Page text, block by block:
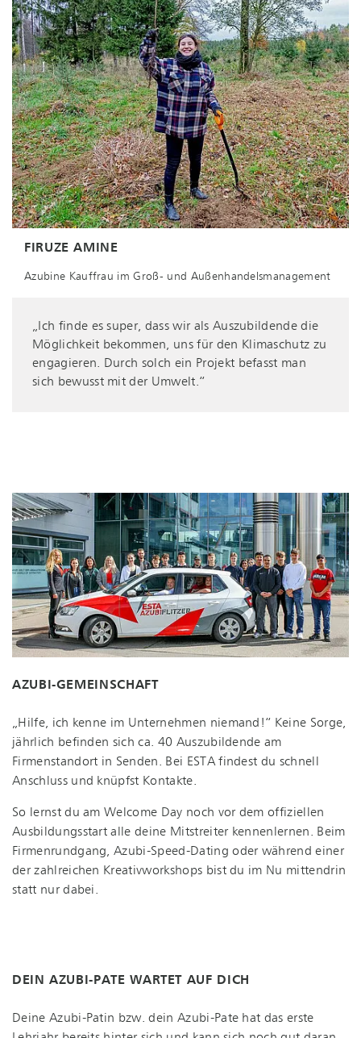
FIRUZE AMINE
Azubine Kauffrau im Groß- und Außenhandelsmanagement
„Ich finde es super, dass wir als Auszubildende die
Möglichkeit bekommen, uns für den Klimaschutz zu
engagieren. Durch solch ein Projekt befasst man
sich bewusst mit der Umwelt.“
AZU­BI-GE­MEIN­SCHAFT
„Hilfe, ich kenne im Unternehmen niemand!“ Keine Sorge,
jährlich befinden sich ca. 40 Auszubildende am
Firmenstandort in Senden. Bei ESTA findest du schnell
Anschluss und knüpfst Kontakte.
So lernst du am Welcome Day noch vor dem offiziellen
Aus­bil­dungs­start alle deine Mitstreiter kennenlernen. Beim
Firmenrundgang, Azu­bi-Speed-Da­ting oder während einer
der zahlreichen Krea­tiv­work­shops bist du im Nu mittendrin
statt nur dabei.
DEIN AZUBI-PATE WARTET AUF DICH
Deine Azubi-Patin bzw. dein Azubi-Pate hat das erste